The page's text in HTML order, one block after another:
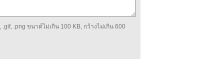
.png ขนาด์ไม่เกิน 100 KB, กว้างไม่เกิน 600